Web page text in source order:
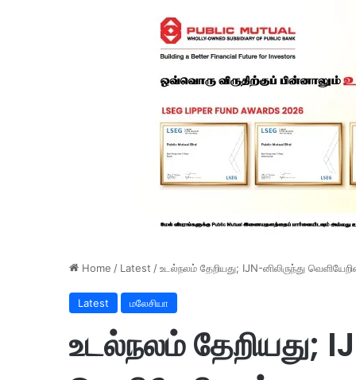
Home / Latest /உடல்நலம் தேறியது; IJN-னிலிருந்து
Latest மலேசியா
உடல்நலம் தேறியது;